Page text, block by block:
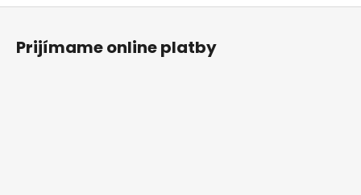
Z
Prijímame online platby